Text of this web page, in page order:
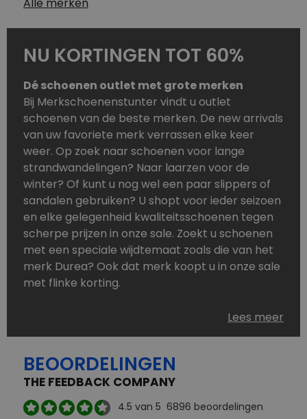
NU KORTINGEN TOT 60%
Dé schoenen outlet met grote merken
Bij Merkschoenenstunter vindt u outlet
schoenen van de beste merken. De new arrivals
van uw favoriete merk verrassen elke keer
weer. Op zoek naar schoenen voor lange
strandwandelingen? Naar laarzen voor de
winter? Of kunt u nog wel een paar slippers of
sandalen gebruiken? U shopt voor ieder seizoen
en elke gelegenheid kwaliteitsschoenen tegen
scherpe prijzen in onze sale. Zoekt u schoenen
met een speciale wijdtemaat zoals die van het
merk Durea? Ook dat merk koopt u in onze sale
met flinke korting.
Schoenen heeft u nooit genoeg. Goedkope
schoenen, maar dus wel van topmerken,
aanbod is zo compleet dat u altijd wel een
passend paar vindt.
Welke schoenmerken vindt u in onze online
Lees meer
BEOORDELINGEN
THE FEEDBACK COMPANY
4.5 van 5 6896 beoordelingen